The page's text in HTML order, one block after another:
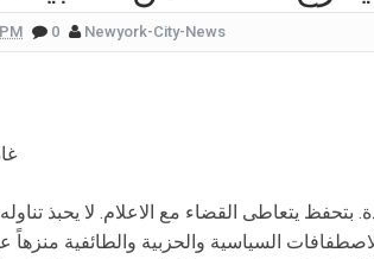
ملقاة أسفل جسر.. وفاة إحدى متسابقات "أميركا غوت تالنت"
بالفيديو هل يُفكّر هذا الفنان اللبنانيّ بالهجرة إلى
شاهدوا ماذا فعل ابن الإعلامية ديانا فاخوري أثناء تواجدها
بعد الضربة الإسرائيلية على الضاحية الجنوبية.. هكذا
0 Newyork-City-News
بتحفظ يتعاطى القضاء مع الاعلام. لا يحبذ
السياسية والحزبية والطائفية منزهاً